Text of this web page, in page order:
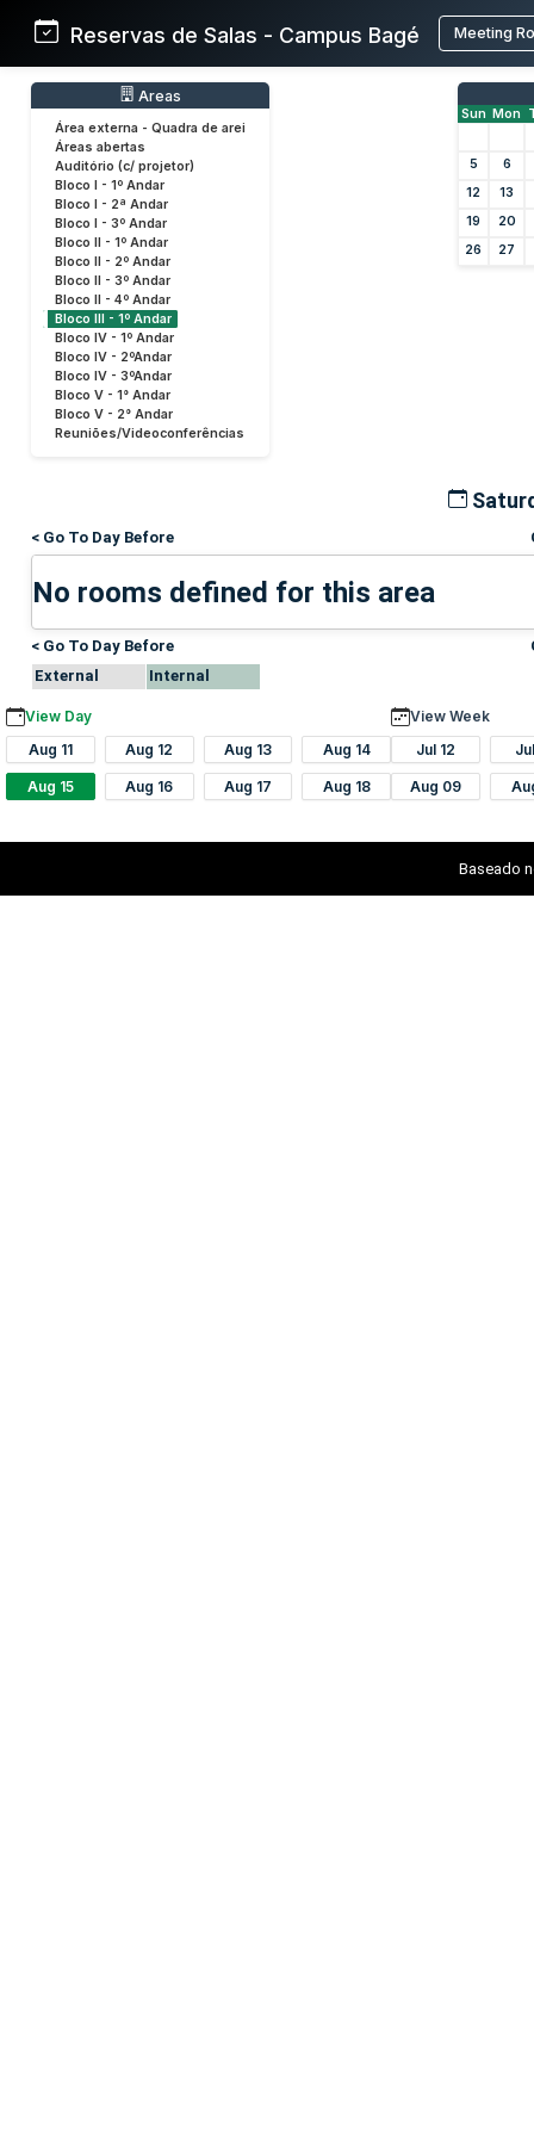
Reservas de Salas - Campus Bagé Meeting
Areas
Área externa - Quadra de arei
Áreas abertas
Auditório (c/ projetor)
Bloco I - 1º Andar
Bloco I - 2ª Andar
Bloco I - 3º Andar
Bloco II - 1º Andar
Bloco II - 2º Andar
Bloco II - 3º Andar
Bloco II - 4º Andar
Bloco III - 1º Andar
Bloco IV - 1º Andar
Bloco IV - 2ºAndar
Bloco IV - 3ºAndar
Bloco V - 1° Andar
Bloco V - 2° Andar
Reuniões/Videoconferências
Sun Mon
5
6
12
13
19
20
26
27
< Go To Day Before
No rooms defined for this area
< Go To Day Before
External
Internal
View Day
Aug 11
Aug 12 Aug 13 Aug 14
Aug 15 Aug 16 Aug 17 Aug 18
View Week
Jul 12
Aug 09
Baseado